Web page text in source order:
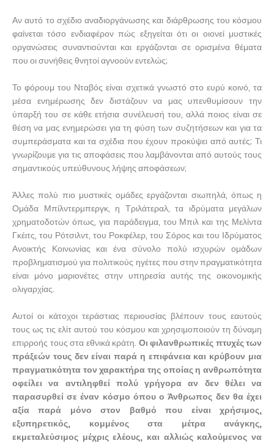
Αν αυτό το σχέδιο αναδιοργάνωσης και διάρθρωσης του κόσμου
φαίνεται τόσο ενδιαφέρον πώς εξηγείται ότι οι οιονεί μυστικές
οργανώσεις συναντιούνται και εργάζονται σε ορισμένα θέματα
που οι συνήθεις θνητοί αγνοούν εντελώς;
Το φόρουμ του Νταβός είναι σχετικά γνωστό στο ευρύ κοινό, τα
μέσα ενημέρωσης δεν διστάζουν να μας υπενθυμίσουν την
ύπαρξή του σε κάθε ετήσια συνέλευσή του, αλλά ποιος είναι σε
θέση να μας ενημερώσει για τη φύση των συζητήσεων και για τα
συμπεράσματα και τα σχέδια που έχουν προκύψει από αυτές; Τι
γνωρίζουμε για τις αποφάσεις που λαμβάνονται από αυτούς τους
σημαντικούς υπεύθυνους λήψης αποφάσεων;
Άλλες πολύ πιο μυστικές ομάδες εργάζονται σιωπηλά, όπως η
Ομάδα Μπίλντερμπεργκ, η Τριλάτεραλ, τα ιδρύματα μεγάλων
χρηματοδοτών όπως, για παράδειγμα, του Μπιλ και της Μελίντα
Γκέιτς, του Ρότσιλντ, του Ροκφέλερ, του Σόρος και του Ιδρύματος
Ανοικτής Κοινωνίας και ένα σύνολο πολύ ισχυρών ομάδων
προβληματισμού για πολιτικούς ηγέτες που στην πραγματικότητα
είναι μόνο μαριονέτες στην υπηρεσία αυτής της οικονομικής
ολιγαρχίας.
Αυτοί οι κάτοχοι τεράστιας περιουσίας βλέπουν τους εαυτούς
τους ως τις ελίτ αυτού του κόσμου και χρησιμοποιούν τη δύναμη
επιρροής τους στα εθνικά κράτη. Οι φιλανθρωπικές πτυχές των
πράξεών τους δεν είναι παρά η επιφάνεια και κρύβουν μια
πραγματικότητα τον χαρακτήρα της οποίας η ανθρωπότητα
οφείλει να αντιληφθεί πολύ γρήγορα αν δεν θέλει να
παρασυρθεί σε έναν κόσμο όπου ο Άνθρωπος δεν θα έχει
αξία παρά μόνο στον βαθμό που είναι χρήσιμος,
εξυπηρετικός, κομμένος στα μέτρα ανάγκης,
εκμεταλεύσιμος μέχρις ελέους, και αλλιώς καλούμενος να